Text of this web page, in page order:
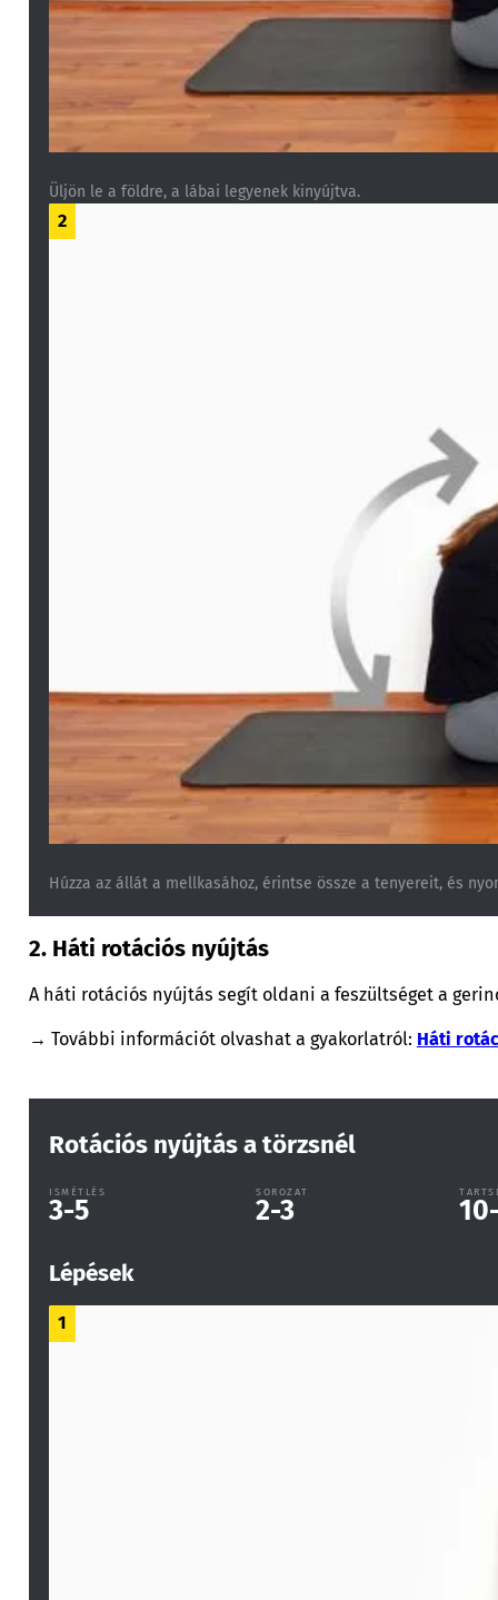
Üljön le a földre, a lábai legyenek kinyújtva.
2
Húzza az állát a mellkasához, érintse össze a tenyereit, és
2. Háti rotációs nyújtás
A háti rotációs nyújtás segít oldani a feszültséget a
→ További információt olvashat a gyakorlatról: Háti
Rotációs nyújtás a törzsnél
ISMÉTLÉS
3-5
SOROZAT
2-3
Lépések
1